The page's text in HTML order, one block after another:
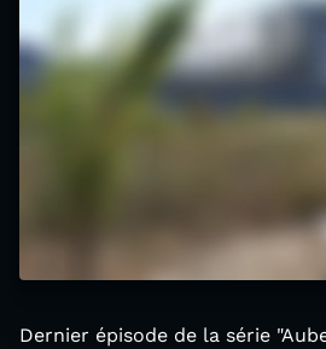
Dernier épisode de la série